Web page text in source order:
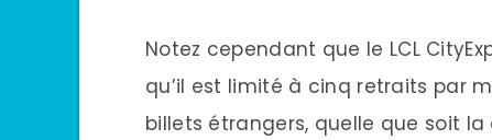
Notez cependant que le LCL
qu’il est limité à cinq retraits par
billets étrangers, quelle que soit la